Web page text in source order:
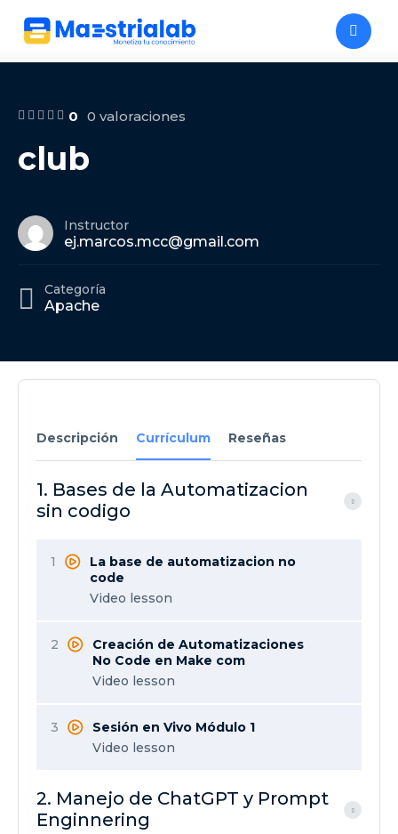
0 0 valoraciones
club
Instructor
ej.marcos.mcc@gmail.com
Categoría
Apache
Descripción Currículum Reseñas
1. Bases de la Automatizacion
sin codigo
1
La base de automatizacion no
code
Video lesson
2
Creación de Automatizaciones
No Code en Make com
Video lesson
3
Sesión en Vivo Módulo 1
Video lesson
2. Manejo de ChatGPT y Prompt
Enginnering